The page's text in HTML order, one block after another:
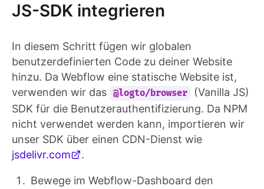
JS-SDK integrieren
In diesem Schritt fügen wir globalen
benutzerdefinierten Code zu deiner Website
hinzu. Da Webflow eine statische Website ist,
verwenden wir das @logto/browser
(Vanilla JS)
SDK für die Benutzerauthentifizierung. Da NPM
nicht verwendet werden kann, importieren wir
unser SDK über einen CDN-Dienst wie
jsdelivr.com
.
Bewege im Webflow-Dashboard den